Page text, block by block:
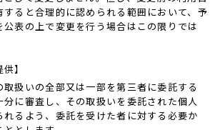
ると合理的に認められる範囲において、予
表の上で変更を行う場合はこの限りでは
供】
扱いの全部又は一部を第三者に委託する
に審査し、その取扱いを委託された個人
るよう、委託を受けた者に対する必要か